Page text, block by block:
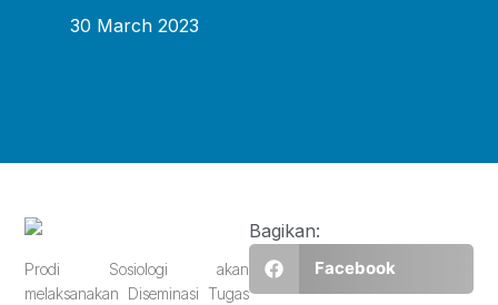
30 March 2023
Prodi Sosiologi akan
melaksanakan Diseminasi Tugas
Bagikan:
Facebook